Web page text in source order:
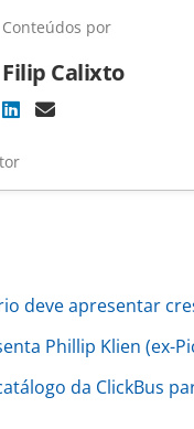
Conteúdos por
Filip Calixto
deve apresentar
Phillip Klien (ex-
da ClickBus